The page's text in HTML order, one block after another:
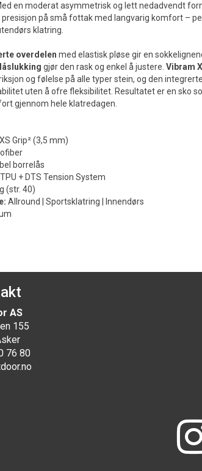
en moderat asymmetrisk og lett nedadvendt
presisjon på små fottak med langvarig komfort –
klatring.
overdelen med elastisk pløse gir en
gjør den rask og enkel å justere. Vibram
og følelse på alle typer stein, og den integrerte
uten å ofre fleksibilitet. Resultatet er en sko
gjennom hele klatredagen.
Grip² (3,5 mm)
borrelås
TPU + DTS Tension System
(str. 40)
Allround | Sportsklatring | Innendørs
AS
155
76 80